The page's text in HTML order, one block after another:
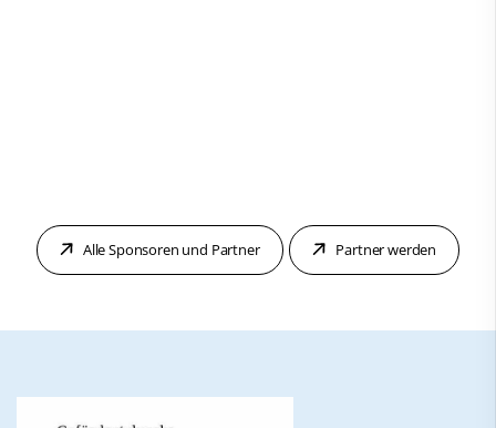
Alle Sponsoren und Partner Partner werden